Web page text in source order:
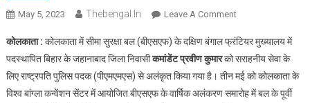
May 5, 2023 Thebengal.in Leave A CommentOn
में
तैनात
जहानाबाद
के
कोलकाता : कोलकाता में सीमा सुरक्षा बल (बीएसएफ) के दक्षिण बंगाल फ्रंटियर मुख्यालय में
पदस्थापित बिहार के जहानाबाद जिला निवासीकमांडेंट प्रवीण कुमारको सराहनीय सेवा के
लिए राष्ट्रपति पुलिस पदक (पीएमएमएस) से अलंकृत किया गया है। तीन मई को कोलकाता के
विश्व बांग्ला कन्वेंशन सेंटर में आयोजित बीएसएफ के वार्षिक अलंकरण समारोह में बल के पूर्वी